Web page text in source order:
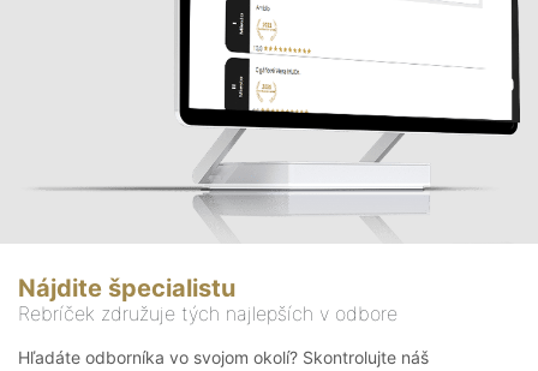
Nájdite špecialistu
Rebríček združuje tých najlepších v odbore
Hľadáte odborníka vo svojom okolí? Skontrolujte náš